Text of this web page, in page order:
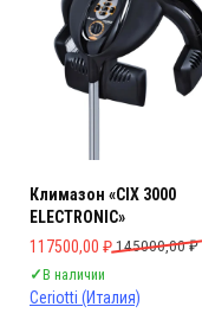
Климазон «CIX 3000
ELECTRONIC»
145000,00₽
Первоначальная цена
117500,00 ₽
Текущая цена: 117500,00
✓В наличии
Ceriotti (Италия)